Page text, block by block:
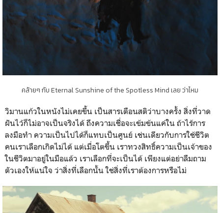
คล้ายๆ กับ Eternal Sunshine of the Spotless Mind เลย ว่าไหม
วิมานแก้วในหนังไม่เคยขึ้น เป็นสารเตือนสติว่าบางครั้ง สิ่งที่วาด
ฝันไว้ก็ไม่อาจเป็นจริงได้ ถึงความเชื่อจะเข้มข้นแค่ใน ถ้าไร้การ
ลงมือทำ ความเป็นไปได้ก็แทบเป็นศูนย์ เช่นเดียวกับการใช้ชีวิต
คนเราเลือกเกิดไม่ได้ แต่เมื่อโตขึ้น เราทวงสิทธิ์ความเป็นเจ้าของ
ในชีวิตมาอยู่ในมือแล้ว เราเลือกที่จะเป็นได้ เพียงแต่อย่าลืมถาม
ตัวเองให้แน่ใจ ว่าสิ่งที่เลือกนั้น ใช่สิ่งที่เราต้องการหรือไม่